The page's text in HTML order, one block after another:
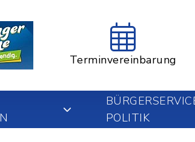
Terminvereinbarung
POLITIK